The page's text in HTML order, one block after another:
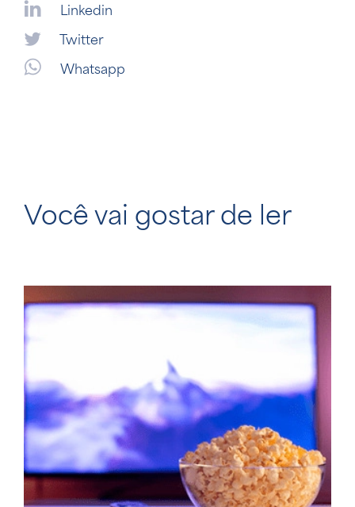
Linkedin
Twitter
Whatsapp
Você vai gostar de ler